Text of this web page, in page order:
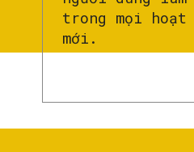
trong mọi hoạt
mới.